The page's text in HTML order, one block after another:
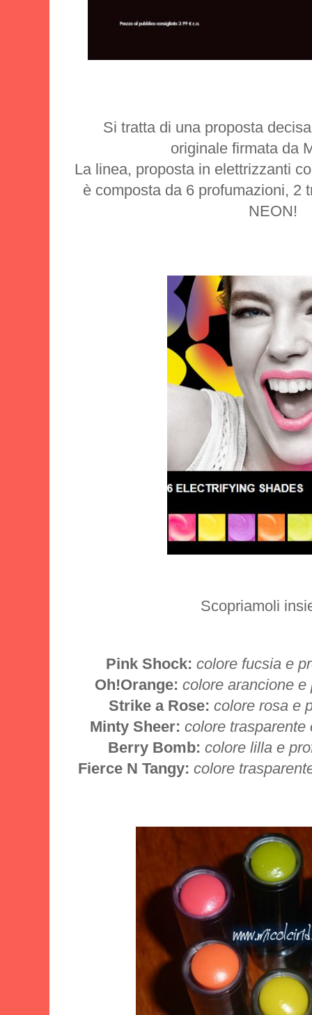
Si tratta di una proposta
originale firmata da
La linea, proposta in elettrizzanti
è composta da 6 profumazioni, 2
NEON!
Scopriamoli
Pink Shock:colore fucsia e
Oh!Orange: colore arancione
Strike a Rose:colore rosa e
Minty Sheer:colore trasparente
Berry Bomb: colore lilla e
Fierce N Tangy:colore